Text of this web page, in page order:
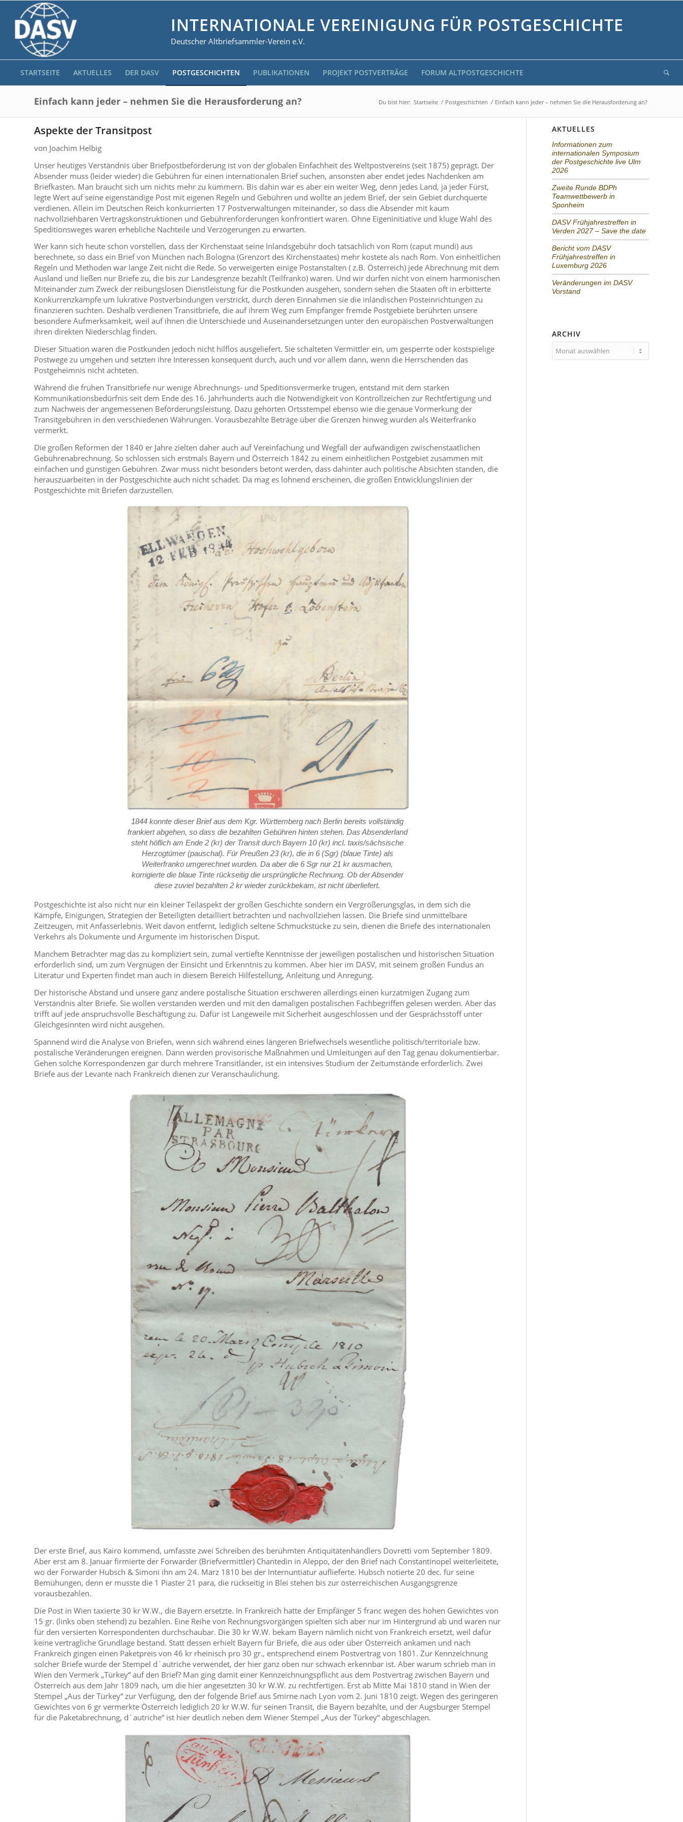
INTERNATIONALE VEREINIGUNG FÜR POSTGESCHICHTE
Deutscher Altbriefsammler-Verein e.V.
STARTSEITE AKTUELLES DER DASV POSTGESCHICHTEN PUBLIKATIONEN PROJEKT POSTVERTRÄGE FORUM ALTPOSTGESCHICHTE
Einfach kann jeder – nehmen Sie die Herausforderung an? Du bist hier: Startseite / Postgeschichten / Einfach kann jeder – nehmen Sie die Herausforderung an?
Aspekte der Transitpost
von Joachim Helbig
Unser heutiges Verständnis über Briefpostbeförderung ist von der globalen Einfachheit des Weltpostvereins (seit 1875) geprägt. Der
Absender muss (leider wieder) die Gebühren für einen internationalen Brief suchen, ansonsten aber endet jedes Nachdenken am
Briefkasten. Man braucht sich um nichts mehr zu kümmern. Bis dahin war es aber ein weiter Weg, denn jedes Land, ja jeder Fürst,
legte Wert auf seine eigenständige Post mit eigenen Regeln und Gebühren und wollte an jedem Brief, der sein Gebiet durchquerte
verdienen. Allein im Deutschen Reich konkurrierten 17 Postverwaltungen miteinander, so dass die Absender mit kaum
nachvollziehbaren Vertragskonstruktionen und Gebührenforderungen konfrontiert waren. Ohne Eigeninitiative und kluge Wahl des
Speditionsweges waren erhebliche Nachteile und Verzögerungen zu erwarten.
Wer kann sich heute schon vorstellen, dass der Kirchenstaat seine Inlandsgebühr doch tatsächlich von Rom (caput mundi) aus
berechnete, so dass ein Brief von München nach Bologna (Grenzort des Kirchenstaates) mehr kostete als nach Rom. Von einheitlichen
Regeln und Methoden war lange Zeit nicht die Rede. So verweigerten einige Postanstalten ( z.B. Österreich) jede Abrechnung mit dem
Ausland und ließen nur Briefe zu, die bis zur Landesgrenze bezahlt (Teilfranko) waren. Und wir dürfen nicht von einem harmonischen
Miteinander zum Zweck der reibungslosen Dienstleistung für die Postkunden ausgehen, sondern sehen die Staaten oft in erbitterte
Konkurrenzkämpfe um lukrative Postverbindungen verstrickt, durch deren Einnahmen sie die inländischen Posteinrichtungen zu
finanzieren suchten. Deshalb verdienen Transitbriefe, die auf ihrem Weg zum Empfänger fremde Postgebiete berührten unsere
besondere Aufmerksamkeit, weil auf ihnen die Unterschiede und Auseinandersetzungen unter den europäischen Postverwaltungen
ihren direkten Niederschlag finden.
Dieser Situation waren die Postkunden jedoch nicht hilflos ausgeliefert. Sie schalteten Vermittler ein, um gesperrte oder kostspielige
Postwege zu umgehen und setzten ihre Interessen konsequent durch, auch und vor allem dann, wenn die Herrschenden das
Postgeheimnis nicht achteten.
Während die frühen Transitbriefe nur wenige Abrechnungs­- und Speditionsvermerke trugen, entstand mit dem starken
Kommunikationsbedürfnis seit dem Ende des 16. Jahrhunderts auch die Notwendigkeit von Kontrollzeichen zur Rechtfertigung und
zum Nachweis der angemessenen Beförderungsleistung. Dazu gehörten Ortsstempel ebenso wie die genaue Vormerkung der
Transitgebühren in den verschiedenen Währungen. Vorausbezahlte Beträge über die Grenzen hinweg wurden als Weiterfranko
vermerkt.
Die großen Reformen der 1840 er Jahre zielten daher auch auf Vereinfachung und Wegfall der aufwändigen zwischenstaatlichen
Gebührenabrechnung. So schlossen sich erstmals Bayern und Österreich 1842 zu einem einheitlichen Postgebiet zusammen mit
einfachen und günstigen Gebühren. Zwar muss nicht besonders betont werden, dass dahinter auch politische Absichten standen, die
herauszuarbeiten in der Postgeschichte auch nicht schadet. Da mag es lohnend erscheinen, die großen Entwicklungslinien der
Postgeschichte mit Briefen darzustellen.
1844 konnte dieser Brief aus dem Kgr. Württemberg nach Berlin bereits vollständig
frankiert abgehen, so dass die bezahlten Gebühren hinten stehen. Das Absenderland
steht höflich am Ende 2 (kr) der Transit durch Bayern 10 (kr) incl. taxis/sächsische
Herzogtümer (pauschal). Für Preußen 23 (kr), die in 6 (Sgr) (blaue Tinte) als
Weiterfranko umgerechnet wurden. Da aber die 6 Sgr nur 21 kr ausmachen,
korrigierte die blaue Tinte rückseitig die ursprüngliche Rechnung. Ob der Absender
diese zuviel bezahlten 2 kr wieder zurückbekam, ist nicht überliefert.
Postgeschichte ist also nicht nur ein kleiner Teilaspekt der großen Geschichte sondern ein Vergrößerungsglas, in dem sich die
Kämpfe, Einigungen, Strategien der Beteiligten detailliert betrachten und nachvollziehen lassen. Die Briefe sind unmittelbare
Zeitzeugen, mit Anfasserlebnis. Weit davon entfernt, lediglich seltene Schmuckstücke zu sein, dienen die Briefe des internationalen
Verkehrs als Dokumente und Argumente im historischen Disput.
Manchem Betrachter mag das zu kompliziert sein, zumal vertiefte Kenntnisse der jeweiligen postalischen und historischen Situation
erforderlich sind, um zum Vergnügen der Einsicht und Erkenntnis zu kommen. Aber hier im DASV, mit seinem großen Fundus an
Literatur und Experten findet man auch in diesem Bereich Hilfestellung, Anleitung und Anregung.
Der historische Abstand und unsere ganz andere postalische Situation erschweren allerdings einen kurzatmigen Zugang zum
Verständnis alter Briefe. Sie wollen verstanden werden und mit den damaligen postalischen Fachbegriffen gelesen werden. Aber das
trifft auf jede anspruchsvolle Beschäftigung zu. Dafür ist Langeweile mit Sicherheit ausgeschlossen und der Gesprächsstoff unter
Gleichgesinnten wird nicht ausgehen.
Spannend wird die Analyse von Briefen, wenn sich während eines längeren Briefwechsels wesentliche politisch/territoriale bzw.
postalische Veränderungen ereignen. Dann werden provisorische Maßnahmen und Umleitungen auf den Tag genau dokumentierbar.
Gehen solche Korrespondenzen gar durch mehrere Transitländer, ist ein intensives Studium der Zeitumstände erforderlich. Zwei
Briefe aus der Levante nach Frankreich dienen zur Veranschaulichung.
Der erste Brief, aus Kairo kommend, umfasste zwei Schreiben des berühmten Antiquitätenhändlers Dovretti vom September 1809.
Aber erst am 8. Januar firmierte der Forwarder (Briefvermittler) Chantedin in Aleppo, der den Brief nach Constantinopel weiterleitete,
wo der Forwarder Hubsch & Simoni ihn am 24. März 1810 bei der Internuntiatur auflieferte. Hubsch notierte 20 dec. für seine
Bemühungen, denn er musste die 1 Piaster 21 para, die rückseitig in Blei stehen bis zur österreichischen Ausgangsgrenze
vorausbezahlen.
Die Post in Wien taxierte 30 kr W.W., die Bayern ersetzte. In Frankreich hatte der Empfänger 5 franc wegen des hohen Gewichtes von
15 gr. (links oben stehend) zu bezahlen. Eine Reihe von Rechnungsvorgängen spielten sich aber nur im Hintergrund ab und waren nur
für den versierten Korrespondenten durchschaubar. Die 30 kr W.W. bekam Bayern nämlich nicht von Frankreich ersetzt, weil dafür
keine vertragliche Grundlage bestand. Statt dessen erhielt Bayern für Briefe, die aus oder über Österreich ankamen und nach
Frankreich gingen einen Paketpreis von 46 kr rheinisch pro 30 gr., entsprechend einem Postvertrag von 1801. Zur Kennzeichnung
solcher Briefe wurde der Stempel d´autriche verwendet, der hier ganz oben nur schwach erkennbar ist. Aber warum schrieb man in
Wien den Vermerk „Türkey“ auf den Brief? Man ging damit einer Kennzeichnungspflicht aus dem Postvertrag zwischen Bayern und
Österreich aus dem Jahr 1809 nach, um die hier angesetzten 30 kr W.W. zu rechtfertigen. Erst ab Mitte Mai 1810 stand in Wien der
Stempel „Aus der Türkey“ zur Verfügung, den der folgende Brief aus Smirne nach Lyon vom 2. Juni 1810 zeigt. Wegen des geringeren
Gewichtes von 6 gr vermerkte Österreich lediglich 20 kr W.W. für seinen Transit, die Bayern bezahlte, und der Augsburger Stempel
für die Paketabrechnung, d´autriche“ ist hier deutlich neben dem Wiener Stempel „Aus der Türkey“ abgeschlagen.
AKTUELLES
Informationen zum
internationalen Symposium
der Postgeschichte live Ulm
2026
Zweite Runde BDPh
Teamwettbewerb in
Sponheim
DASV Frühjahrestreffen in
Verden 2027 – Save the date
Bericht vom DASV
Frühjahrestreffen in
Luxemburg 2026
Veränderungen im DASV
Vorstand
ARCHIV